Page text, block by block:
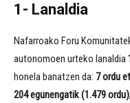
1- Lanaldia
Nafarroako Foru
autonomoen urteko lanaldia
honela banatzen da: 7 ordu
204 egunengatik (1.479